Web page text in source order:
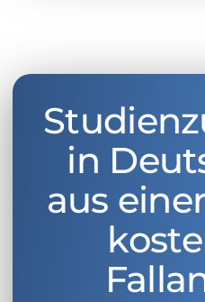
in
aus